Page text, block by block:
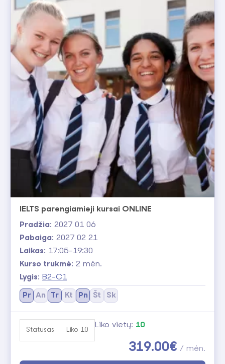
IELTS parengiamieji kursai ONLINE
Pradžia: 2027 01 06
Pabaiga: 2027 02 21
Laikas: 17:05–19:30
Kurso trukmė: 2 mėn.
Lygis: B2-C1
Pr An Tr Kt Pn Št Sk
Statusas Liko 10
319.00€ / mėn.
Liko vietų: 10